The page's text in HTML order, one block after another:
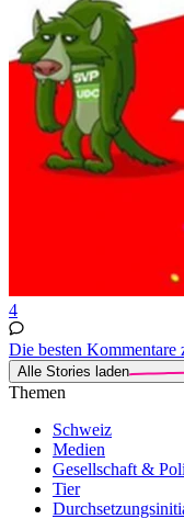
4
Die besten
Alle Stories laden
Themen
Schweiz
Medien
Gesellschaft &
Tier